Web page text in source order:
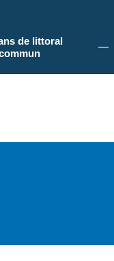
sur le site du
de littoral